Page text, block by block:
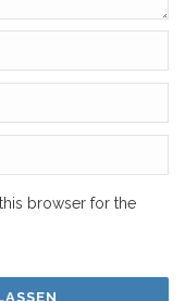
browser for the